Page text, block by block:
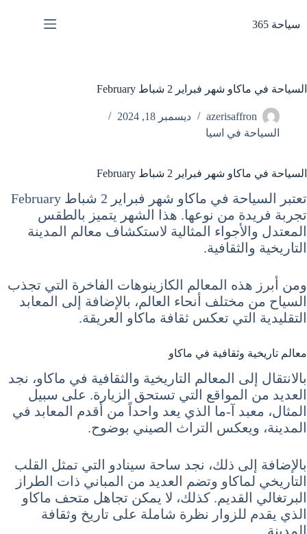
المحتوى
سياحة 365
السياحة في ماكاو شهر فبراير 2 شباط February
azerisaffron
ديسمبر 18, 2024
السياحة في اسيا
السياحة في ماكاو شهر فبراير 2 شباط February
تعتبر السياحة في ماكاو شهر فبراير 2 شباط February
تجربة فريدة من نوعها. هذا الشهر يتميز بالطقس
المعتدل والأجواء المثالية لاستكشاف معالم المدينة
التاريخية والثقافية.
ومن أبرز هذه المعالم الكازينوهات الفاخرة التي تجذب
السياح من مختلف أنحاء العالم، بالإضافة إلى المعابد
التقليدية التي تعكس ثقافة ماكاو العريقة.
معالم تاريخية وثقافية في ماكاو
بالانتقال إلى المعالم التاريخية والثقافية في ماكاو، نجد
العديد من المواقع التي تستحق الزيارة. على سبيل
المثال، معبد آ-ما الذي يعد واحداً من أقدم المعابد في
المدينة، ويعكس التراث الصيني بوضوح.
بالإضافة إلى ذلك، نجد ساحة سينادو التي تمثل القلب
التاريخي لماكاو وتضم العديد من المباني ذات الطراز
البرتغالي القديم. كذلك، لا يمكن تجاهل متحف ماكاو
الذي يقدم للزوار نظرة شاملة على تاريخ وثقافة
المدينة.